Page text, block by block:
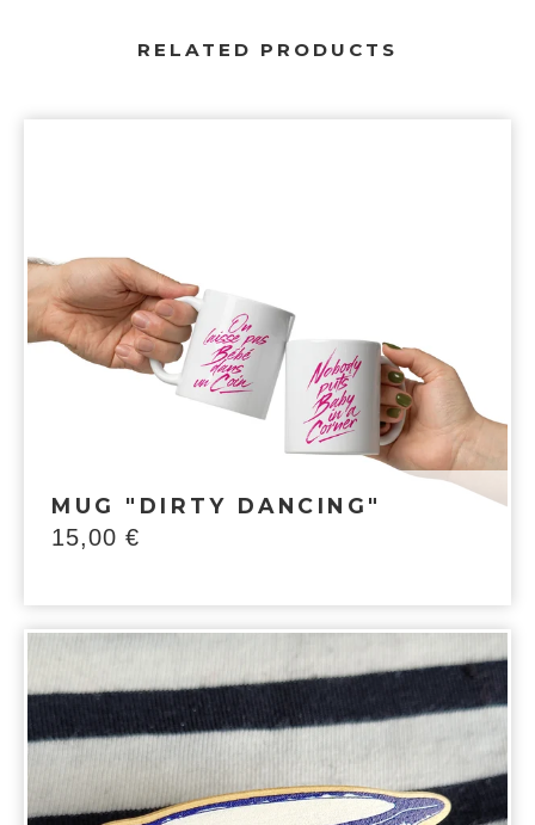
RELATED PRODUCTS
MUG "DIRTY DANCING"
15,00 €